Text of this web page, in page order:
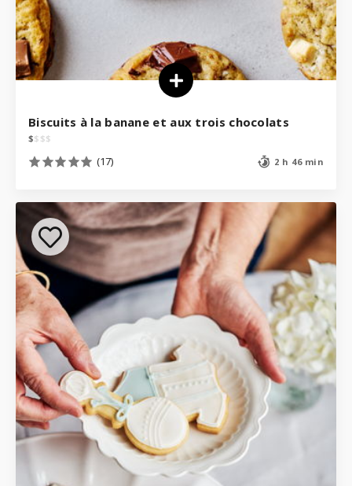
Biscuits à la banane et aux trois chocolats
$$ $$
(17) 2 h 46 min